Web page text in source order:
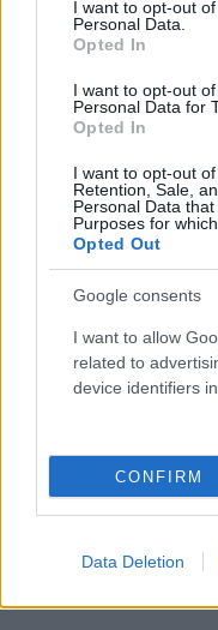
I want to opt-out
Personal Data.
Opted In
I want to opt-out
Personal Data for
Opted In
I want to opt-out
Retention, Sale,
Personal Data
Purposes for
Opted Out
Google consents
I want to allow
related to
device identifiers
CONFIRM
Data Deletion
ΙΣΠΑΝΙΑ
Αλντάμα 27 (6/8
Ερνανγκόμεθ 2, Β.
Αμπρίνες 6 (1),